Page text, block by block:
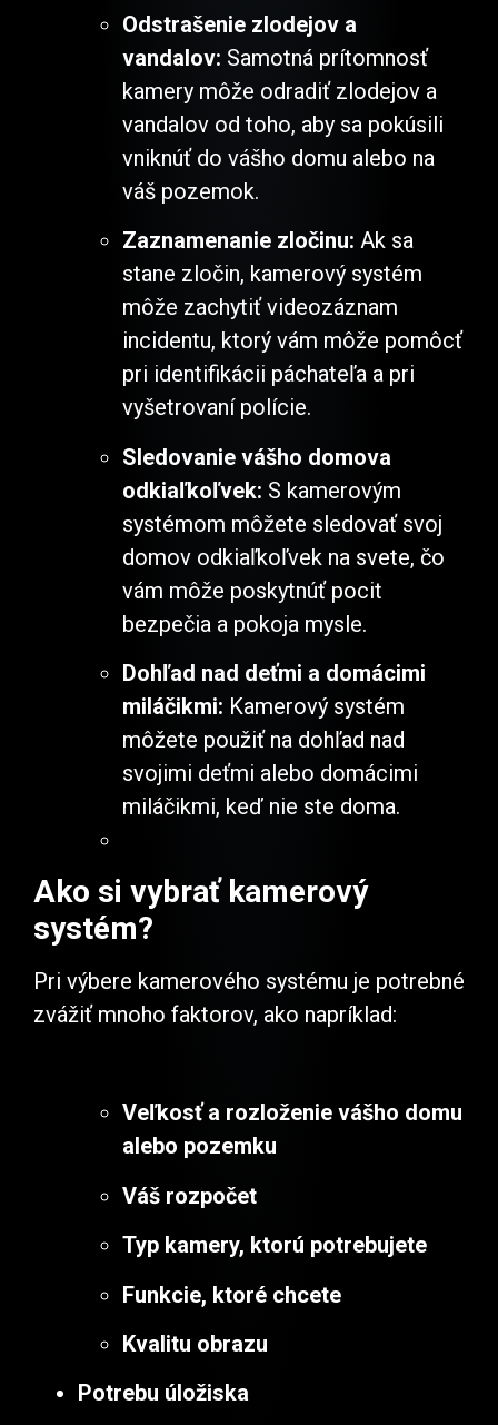
Odstrašenie zlodejov a
vandalov: Samotná prítomnosť
kamery môže odradiť zlodejov a
vandalov od toho, aby sa pokúsili
vniknúť do vášho domu alebo na
váš pozemok.
Zaznamenanie zločinu: Ak sa
stane zločin, kamerový systém
môže zachytiť videozáznam
incidentu, ktorý vám môže pomôcť
pri identifikácii páchateľa a pri
vyšetrovaní polície.
Sledovanie vášho domova
odkiaľkoľvek: S kamerovým
systémom môžete sledovať svoj
domov odkiaľkoľvek na svete, čo
vám môže poskytnúť pocit
bezpečia a pokoja mysle.
Dohľad nad deťmi a domácimi
miláčikmi: Kamerový systém
môžete použiť na dohľad nad
svojimi deťmi alebo domácimi
miláčikmi, keď nie ste doma.
Ako si vybrať kamerový
systém?
Pri výbere kamerového systému je potrebné
zvážiť mnoho faktorov, ako napríklad:
Veľkosť a rozloženie vášho domu
alebo pozemku
Váš rozpočet
Typ kamery, ktorú potrebujete
Funkcie, ktoré chcete
Kvalitu obrazu
Potrebu úložiska